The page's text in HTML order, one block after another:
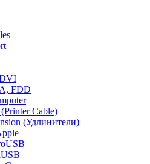
FDD
Cable)
(Удлинители)